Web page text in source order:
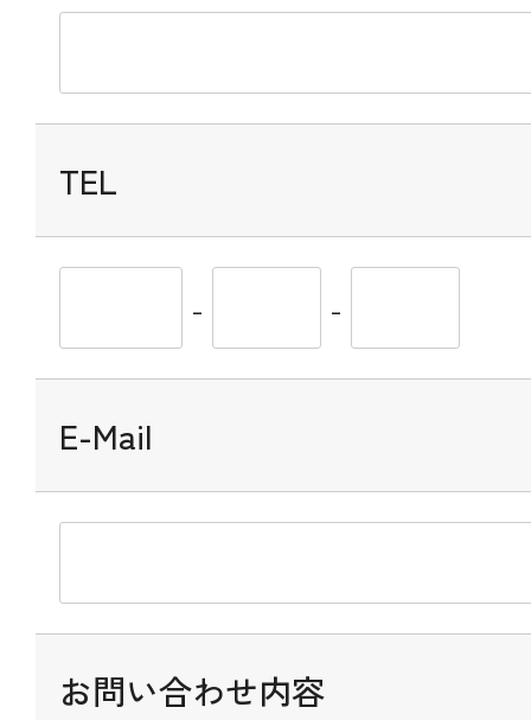
TEL
- -
E-Mail
お問い合わせ内容